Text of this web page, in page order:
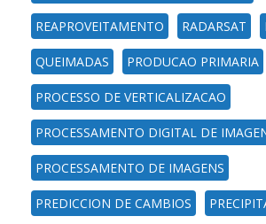
REAPROVEITAMENTO RADARSAT
QUEIMADAS PRODUCAO PRIMARIA
PROCESSO DE VERTICALIZACAO
PROCESSAMENTO DIGITAL DE
PROCESSAMENTO DE IMAGENS
PREDICCION DE CAMBIOS